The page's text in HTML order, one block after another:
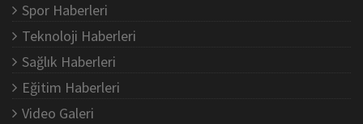
Spor Haberleri
Teknoloji Haberleri
Sağlık Haberleri
Eğitim Haberleri
Video Galeri